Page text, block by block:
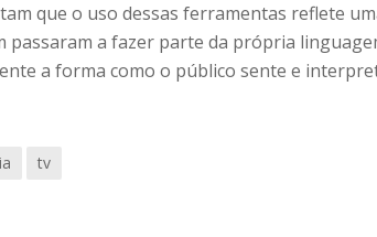
que o uso dessas ferramentas reflete
passaram a fazer parte da própria
a forma como o público sente e
tv